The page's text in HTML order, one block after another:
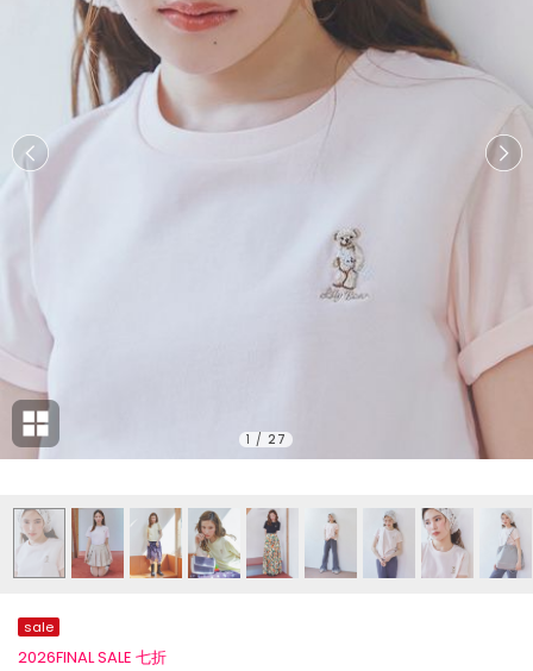
1 / 27
sale
2026FINAL SALE 七折